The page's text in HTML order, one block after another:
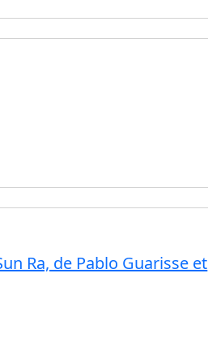
Ra, de Pablo Guarisse et